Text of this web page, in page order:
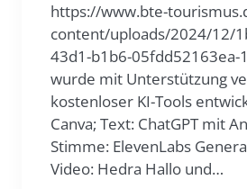
https://www.bte-
content/uploads/2024/12/
43d1-b1b6-05fdd52163ea-
wurde mit Unterstützung
kostenloser KI-Tools
Canva; Text: ChatGPT mit
Stimme: ElevenLabs
Video: Hedra Hallo und…